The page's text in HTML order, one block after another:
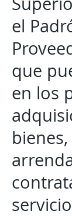
el
que
en los
bienes,